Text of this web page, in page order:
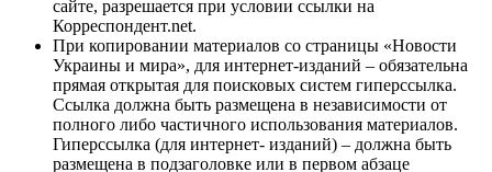
сайте, разрешается при условии ссылки на
Корреспондент.net.
При копировании материалов со страницы «Новости
Украины и мира», для интернет-изданий – обязательна
прямая открытая для поисковых систем гиперссылка.
Ссылка должна быть размещена в независимости от
полного либо частичного использования материалов.
Гиперссылка (для интернет- изданий) – должна быть
размещена в подзаголовке или в первом абзаце